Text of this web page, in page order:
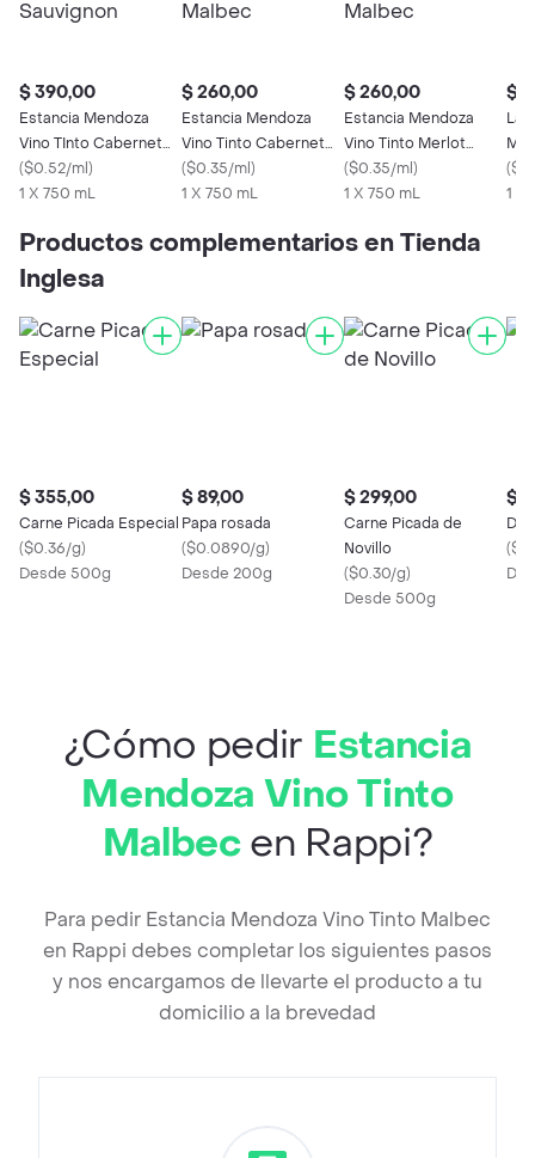
$ 390,00
Estancia Mendoza
Vino TInto Cabernet
Sauvignon
($0.52/ml)
1 X 750 mL
$ 260,00
Estancia Mendoza
Vino Tinto Cabernet
Malbec
($0.35/ml)
1 X 750 mL
$ 260,00
Estancia Mendoza
Vino Tinto Merlot
Malbec
($0.35/ml)
1 X 750 mL
$
La
(
1 X
Productos complementarios en Tienda
Inglesa
$ 355,00
Carne Picada Especial
($0.36/g)
Desde 500g
$ 89,00
Papa rosada
($0.0890/g)
Desde 200g
$ 299,00
Carne Picada de
Novillo
($0.30/g)
Desde 500g
$
(
¿Cómo pedir Estancia
Mendoza Vino Tinto
Malbecen Rappi?
Para pedir Estancia Mendoza Vino Tinto Malbec
en Rappi debes completar los siguientes pasos
y nos encargamos de llevarte el producto a tu
domicilio a la brevedad